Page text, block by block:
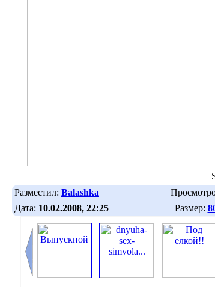
Разместил: Balashka
Дата: 10.02.2008, 22:25 Размер: